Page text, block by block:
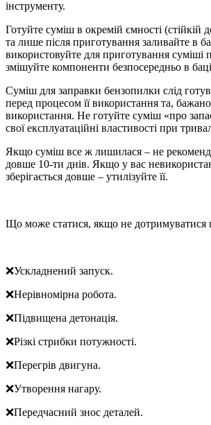
інструменту.
Готуйте суміш в окремій ємності (стійкій
та лише після приготування заливайте в
використовуйте для приготування суміші
змішуйте компоненти безпосередньо в
Суміш для заправки бензопилки слід
перед процесом її використання та,
використання. Не готуйте суміш «про
свої експлуатаційні властивості при
Якщо суміш все ж лишилася – не
довше 10-ти днів. Якщо у вас
зберігається довше – утилізуйте її.
Що може статися, якщо не дотримуватися
❌Ускладнений запуск.
❌Нерівномірна робота.
❌Підвищена детонація.
❌Різкі стрибки потужності.
❌Перегрів двигуна.
❌Утворення нагару.
❌Передчасний знос деталей.